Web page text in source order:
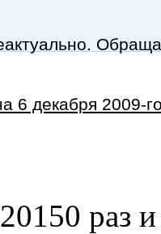
6 декабря 2009-
раз